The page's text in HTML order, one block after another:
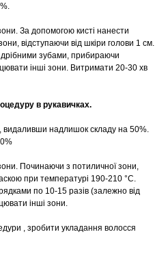
За допомогою кисті нанести
відступаючи від шкіри голови 1 см.
зубами, прибираючи
інші зони. Витримати 20-30 хв
в рукавичках.
видаливши надлишок складу на 50%.
Починаючи з потиличної зони,
при температурі 190-210 °C.
по 10-15 разів (залежно від
інші зони.
, зробити укладання волосся